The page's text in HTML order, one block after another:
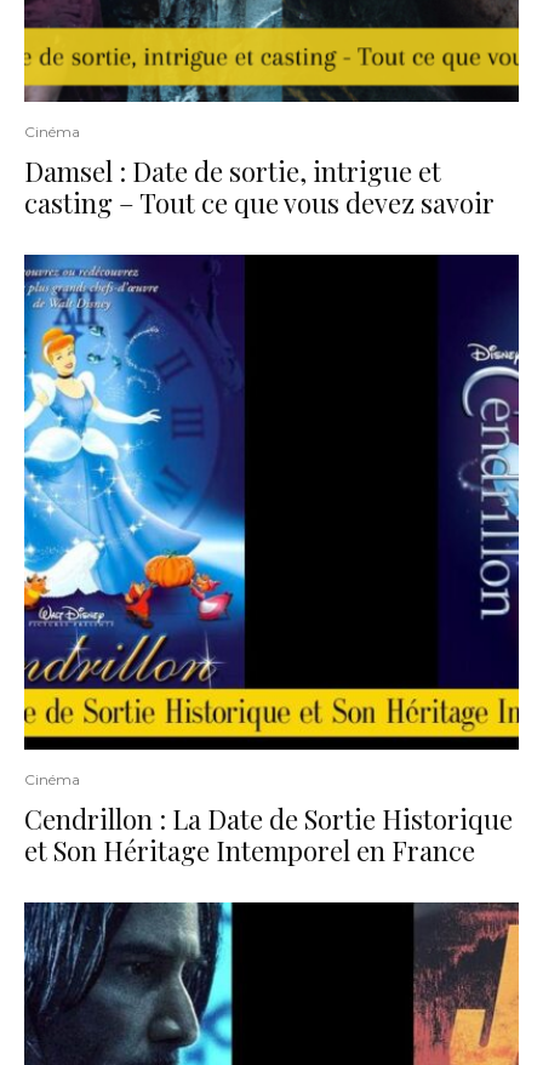
Cinéma
Damsel : Date de sortie, intrigue et
casting – Tout ce que vous devez savoir
Cinéma
Cendrillon : La Date de Sortie Historique
et Son Héritage Intemporel en France